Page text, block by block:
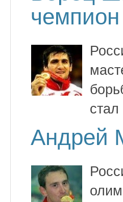
чемпион
Андрей